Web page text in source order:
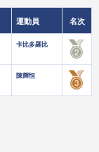
運動員 名次
卡比多羅比
陳輝恒